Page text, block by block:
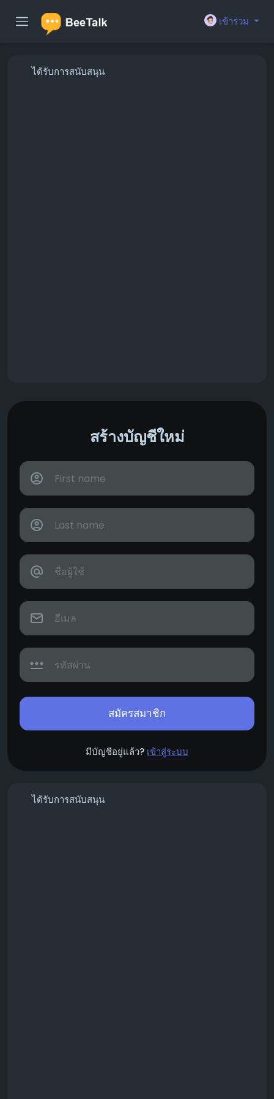
เข้าร่วม
ได้รับการสนับสนุน
สร้างบัญชีใหม่
สมัครสมาชิก
มีบัญชีอยู่แล้ว? เข้าสู่ระบบ
ได้รับการสนับสนุน